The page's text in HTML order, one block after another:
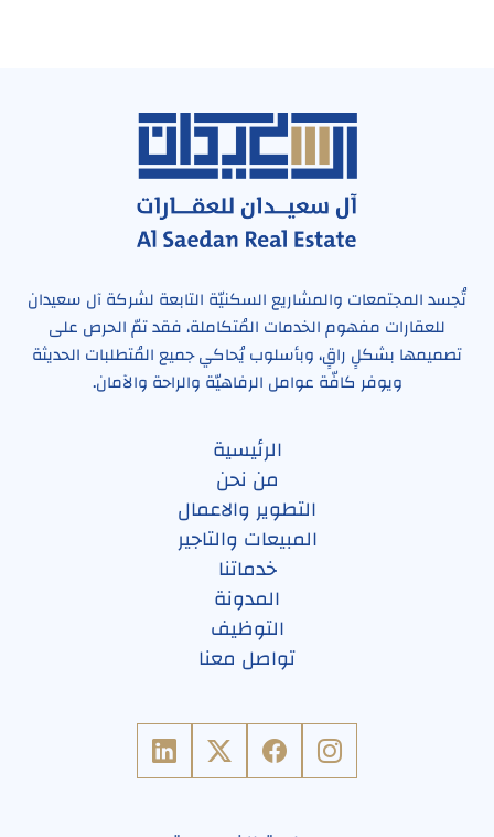
تُجسد المجتمعات والمشاريع السكنيّة التابعة لشركة آل سعيدان
للعقارات مفهوم الخدمات المُتكاملة، فقد تمّ الحرص على
تصميمها بشكلٍ راقٍ، وبأسلوب يُحاكي جميع المُتطلبات الحديثة
ويوفر كافّة عوامل الرفاهيّة والراحة والآمان.
الرئيسية
من نحن
التطوير والاعمال
المبيعات والتاجير
خدماتنا
المدونة
التوظيف
تواصل معنا